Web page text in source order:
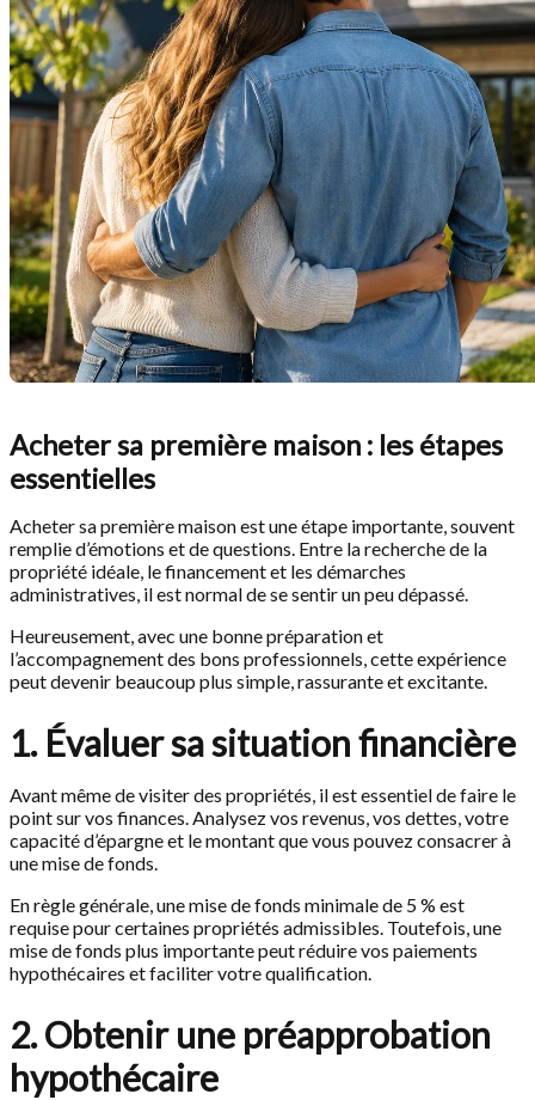
Acheter sa première maison : les étapes
essentielles
Acheter sa première maison est une étape importante, souvent
remplie d’émotions et de questions. Entre la recherche de la
propriété idéale, le financement et les démarches
administratives, il est normal de se sentir un peu dépassé.
Heureusement, avec une bonne préparation et
l’accompagnement des bons professionnels, cette expérience
peut devenir beaucoup plus simple, rassurante et excitante.
1. Évaluer sa situation financière
Avant même de visiter des propriétés, il est essentiel de faire le
point sur vos finances. Analysez vos revenus, vos dettes, votre
capacité d’épargne et le montant que vous pouvez consacrer à
une mise de fonds.
En règle générale, une mise de fonds minimale de 5 % est
requise pour certaines propriétés admissibles. Toutefois, une
mise de fonds plus importante peut réduire vos paiements
hypothécaires et faciliter votre qualification.
2. Obtenir une préapprobation
hypothécaire